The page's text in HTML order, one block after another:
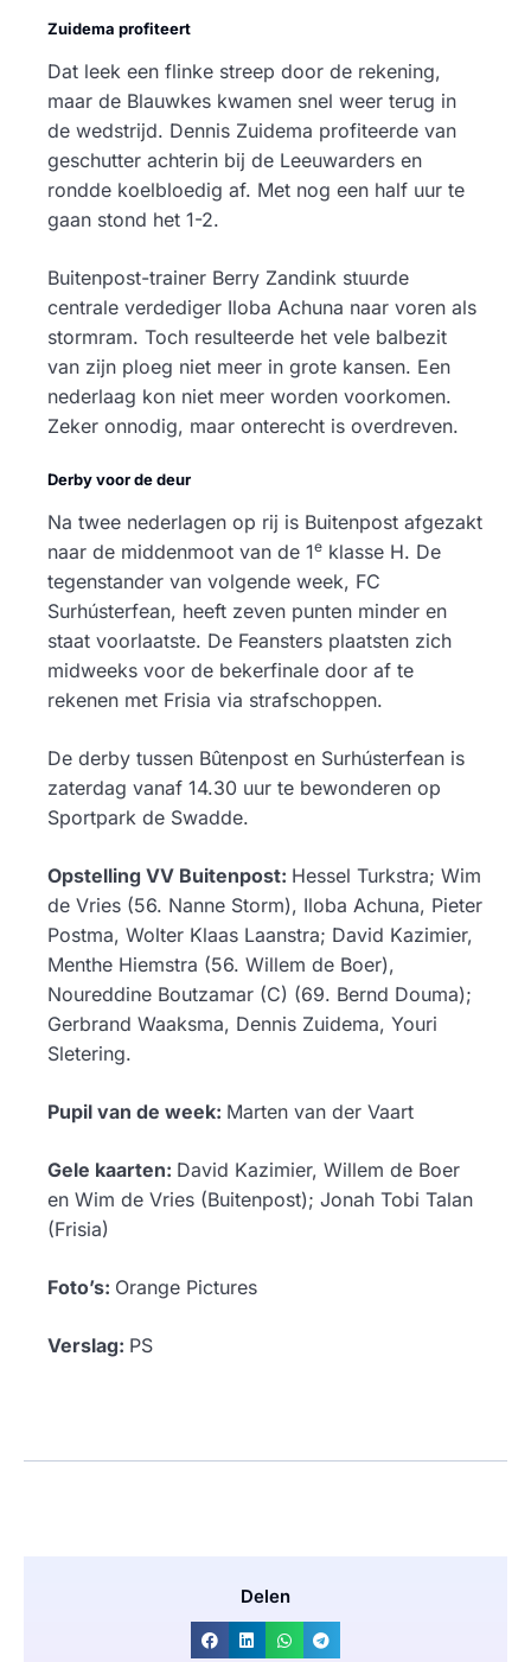
Zuidema profiteert
Dat leek een flinke streep door de rekening,
maar de Blauwkes kwamen snel weer terug in
de wedstrijd. Dennis Zuidema profiteerde van
geschutter achterin bij de Leeuwarders en
rondde koelbloedig af. Met nog een half uur te
gaan stond het 1-2.
Buitenpost-trainer Berry Zandink stuurde
centrale verdediger Iloba Achuna naar voren als
stormram. Toch resulteerde het vele balbezit
van zijn ploeg niet meer in grote kansen. Een
nederlaag kon niet meer worden voorkomen.
Zeker onnodig, maar onterecht is overdreven.
Derby voor de deur
Na twee nederlagen op rij is Buitenpost afgezakt
naar de middenmoot van de 1e klasse H. De
tegenstander van volgende week, FC
Surhústerfean, heeft zeven punten minder en
staat voorlaatste. De Feansters plaatsten zich
midweeks voor de bekerfinale door af te
rekenen met Frisia via strafschoppen.
De derby tussen Bûtenpost en Surhústerfean is
zaterdag vanaf 14.30 uur te bewonderen op
Sportpark de Swadde.
Opstelling VV Buitenpost: Hessel Turkstra; Wim
de Vries (56. Nanne Storm), Iloba Achuna, Pieter
Postma, Wolter Klaas Laanstra; David Kazimier,
Menthe Hiemstra (56. Willem de Boer),
Noureddine Boutzamar (C) (69. Bernd Douma);
Gerbrand Waaksma, Dennis Zuidema, Youri
Sletering.
Pupil van de week: Marten van der Vaart
Gele kaarten: David Kazimier, Willem de Boer
en Wim de Vries (Buitenpost); Jonah Tobi Talan
(Frisia)
Foto’s: Orange Pictures
Verslag: PS
Delen